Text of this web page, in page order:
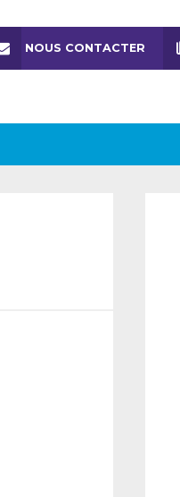
NOUS CONTACTER